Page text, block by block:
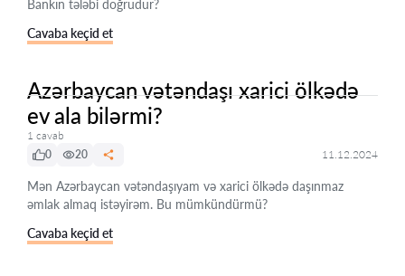
Bankın tələbi doğrudur?
Cavaba keçid et
Azərbaycan vətəndaşı xarici ölkədə
ev ala bilərmi?
1 cavab
0
20 11.12.2024
Mən Azərbaycan vətəndaşıyam və xarici ölkədə daşınmaz
əmlak almaq istəyirəm. Bu mümkündürmü?
Cavaba keçid et